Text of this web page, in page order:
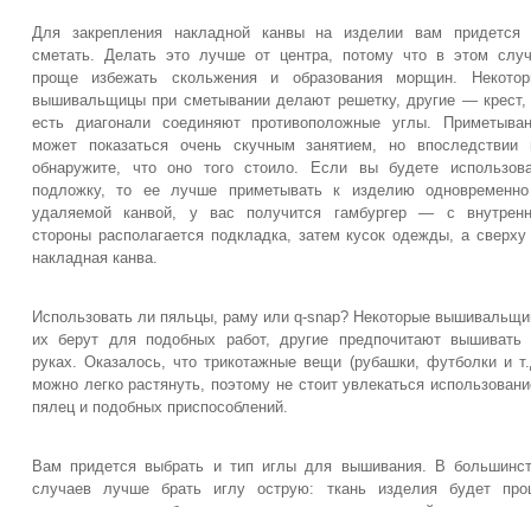
Для закрепления накладной канвы на изделии вам придется
сметать. Делать это лучше от центра, потому что в этом
проще избежать скольжения и образования морщин.
вышивальщицы при сметывании делают решетку, другие — крест,
есть диагонали соединяют противоположные углы.
может показаться очень скучным занятием, но впоследствии
обнаружите, что оно того стоило. Если вы будете
подложку, то ее лучше приметывать к изделию
удаляемой канвой, у вас получится гамбургер — с
стороны располагается подкладка, затем кусок одежды, а
накладная канва.
Использовать ли пяльцы, раму или q-snap? Некоторые
их берут для подобных работ, другие предпочитают вышивать
руках. Оказалось, что трикотажные вещи (рубашки, футболки и
можно легко растянуть, поэтому не стоит увлекаться
пялец и подобных приспособлений.
Вам придется выбрать и тип иглы для вышивания. В
случаев лучше брать иглу острую: ткань изделия будет